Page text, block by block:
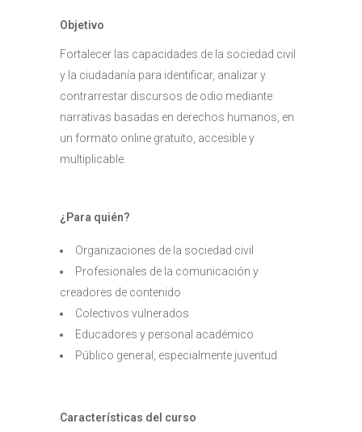
Objetivo
Fortalecer las capacidades de la sociedad civil
y la ciudadanía para identificar, analizar y
contrarrestar discursos de odio mediante
narrativas basadas en derechos humanos, en
un formato online gratuito, accesible y
multiplicable.
¿Para quién?
Organizaciones de la sociedad civil
Profesionales de la comunicación y
creadores de contenido
Colectivos vulnerados
Educadores y personal académico
Público general, especialmente juventud
Características del curso